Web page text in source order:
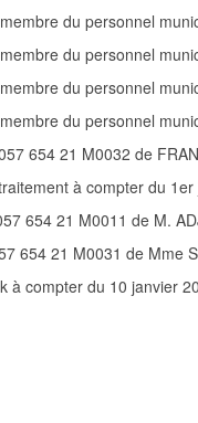
du personnel
du personnel
du personnel
du personnel
654 21 M0032 de
à compter du 1er
654 21 M0011 de M.
654 21 M0031 de Mme
à compter du 10 janvier